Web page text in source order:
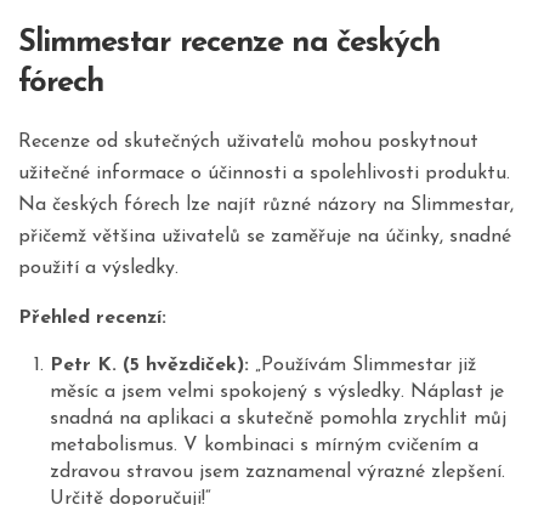
Slimmestar recenze na českých
fórech
Recenze od skutečných uživatelů mohou poskytnout
užitečné informace o účinnosti a spolehlivosti produktu.
Na českých fórech lze najít různé názory na Slimmestar,
přičemž většina uživatelů se zaměřuje na účinky, snadné
použití a výsledky.
Přehled recenzí:
Petr K. (5 hvězdiček): „Používám Slimmestar již
měsíc a jsem velmi spokojený s výsledky. Náplast je
snadná na aplikaci a skutečně pomohla zrychlit můj
metabolismus. V kombinaci s mírným cvičením a
zdravou stravou jsem zaznamenal výrazné zlepšení.
Určitě doporučuji!“